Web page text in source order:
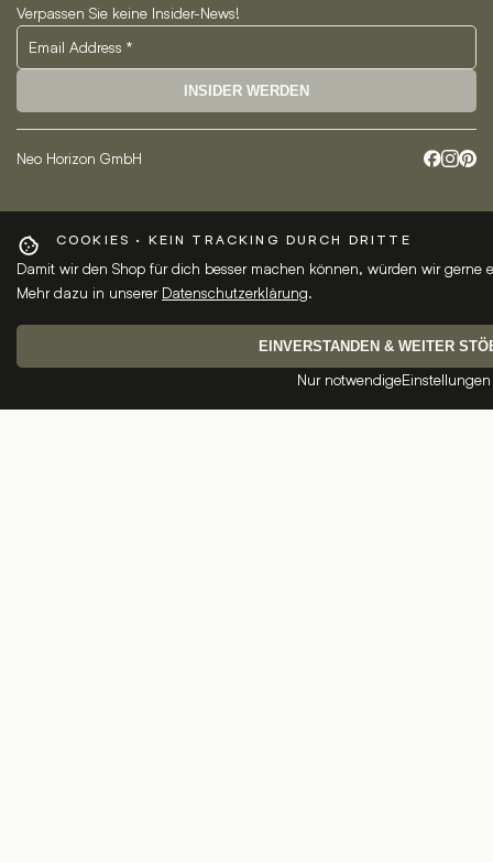
Verpassen Sie keine Insider-News!
INSIDER WERDEN
Neo Horizon GmbH
COOKIES · KEIN TRACKING DURCH DRITTE
Damit wir den Shop für dich besser machen können, würden wir gerne
Mehr dazu in unserer Datenschutzerklärung.
Nur notwendigeEinstellungen
EINVERSTANDEN & WEITER